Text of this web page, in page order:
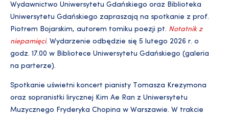
Wydawnictwo Uniwersytetu Gdańskiego oraz Biblioteka
Uniwersytetu Gdańskiego zapraszają na spotkanie z prof.
Piotrem Bojarskim, autorem tomiku poezji pt. Notatnik z
niepamięci. Wydarzenie odbędzie się 5 lutego 2026 r. o
godz. 17.00 w Bibliotece Uniwersytetu Gdańskiego (galeria
na parterze).
Spotkanie uświetni koncert pianisty Tomasza Krezymona
oraz sopranistki lirycznej Kim Ae Ran z Uniwersytetu
Muzycznego Fryderyka Chopina w Warszawie. W trakcie